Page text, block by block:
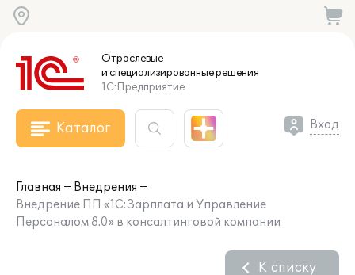
Отраслевые
и специализированныерешения
1С:Предприятие
Каталог Вход
Главная
Внедрения
Внедрение ПП «1С:Зарплата и Управление
Персоналом 8.0» в консалтинговой компании
К списку